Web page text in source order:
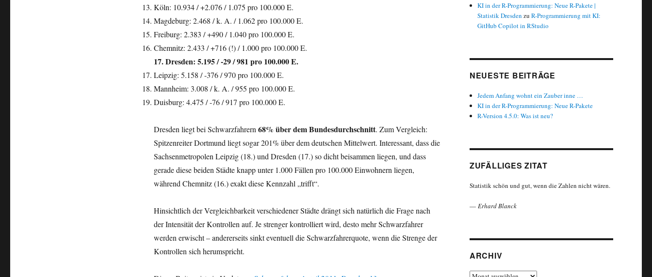
Köln: 10.934 / +2.076 / 1.075 pro 100.000 E.
Magdeburg: 2.468 / k. A. / 1.062 pro 100.000 E.
Freiburg: 2.383 / +490 / 1.040 pro 100.000 E.
Chemnitz: 2.433 / +716 (!) / 1.000 pro 100.000 E.
17. Dresden: 5.195 / -29 / 981 pro 100.000 E.
Leipzig: 5.158 / -376 / 970 pro 100.000 E.
Mannheim: 3.008 / k. A. / 955 pro 100.000 E.
Duisburg: 4.475 / -76 / 917 pro 100.000 E.
Dresden liegt bei Schwarzfahrern68% über dem Bundesdurchschnitt. Zum Vergleich:
Spitzenreiter Dortmund liegt sogar 201% über dem deutschen Mittelwert. Interessant, dass die
Sachsenmetropolen Leipzig (18.) und Dresden (17.) so dicht beisammen liegen, und dass
gerade diese beiden Städte knapp unter 1.000 Fällen pro 100.000 Einwohnern liegen,
während Chemnitz (16.) exakt diese Kennzahl „trifft“.
Hinsichtlich der Vergleichbarkeit verschiedener Städte drängt sich natürlich die Frage nach
der Intensität der Kontrollen auf. Je strenger kontrolliert wird, desto mehr Schwarzfahrer
werden erwischt – andererseits sinkt eventuell die Schwarzfahrerquote, wenn die Strenge der
Kontrollen sich herumspricht.
KI in der R-Programmierung: Neue R-Pakete |
Statistik Dresden zuR-Programmierung mit KI:
GitHub Copilot in RStudio
NEUESTE BEITRÄGE
Jedem Anfang wohnt ein Zauber inne …
KI in der R-Programmierung: Neue R-Pakete
R-Version 4.5.0: Was ist neu?
ZUFÄLLIGES ZITAT
Statistik schön und gut, wenn die Zahlen nicht wären.
— Erhard Blanck
ARCHIV
Archiv